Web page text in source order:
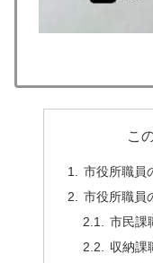
こ
市役所職員
市役所職員
市民課
収納課